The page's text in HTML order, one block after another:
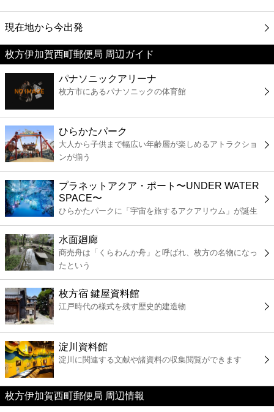
映画
美容
コンビニ
薬局
スーパー
エンタメ
レジャー
書店
ファミレス
ファーストフード
カフェ
ショッピング
現在地から今出発
枚方伊加賀西町郵便局 周辺ガイド
パナソニックアリーナ
枚方市にあるパナソニックの体育館
ひらかたパーク
大人から子供まで幅広い年齢層が楽しめるアトラクショ
ンが揃う
プラネットアクア・ポート〜UNDER WATER
SPACE〜
ひらかたパークに「宇宙を旅するアクアリウム」が誕生
水面廻廊
商売舟は「くらわんか舟」と呼ばれ、枚方の名物になっ
たという
枚方宿 鍵屋資料館
江戸時代の様式を残す歴史的建造物
淀川資料館
淀川に関連する文献や諸資料の収集閲覧ができます
枚方伊加賀西町郵便局 周辺情報